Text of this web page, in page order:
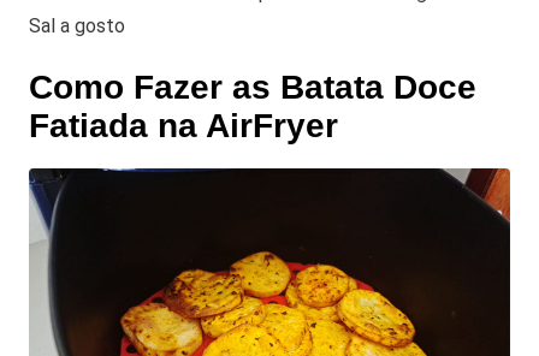
Sal a gosto
Como Fazer as Batata Doce
Fatiada na AirFryer